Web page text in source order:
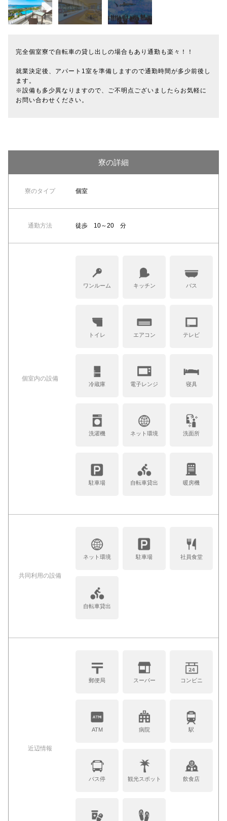
完全個室寮で自転車の貸し出しの場合もあり通勤も楽々！！
就業決定後、アパート1室を準備しますので通勤時間が多少前後し
ます。
※設備も多少異なりますので、ご不明点ございましたらお気軽に
お問い合わせください。
寮の詳細
寮のタイプ 個室
通勤方法 徒歩 10～20 分
個室内の設備
ワンルーム キッチン バス
トイレ エアコン テレビ
冷蔵庫 電子レンジ 寝具
洗濯機 ネット環境 洗面所
駐車場 自転車貸出 暖房機
共同利⽤の設備
ネット環境 駐車場 社員食堂
自転車貸出
近辺情報
郵便局 スーパー コンビニ
ATM 病院 駅
バス停 観光スポット 飲食店